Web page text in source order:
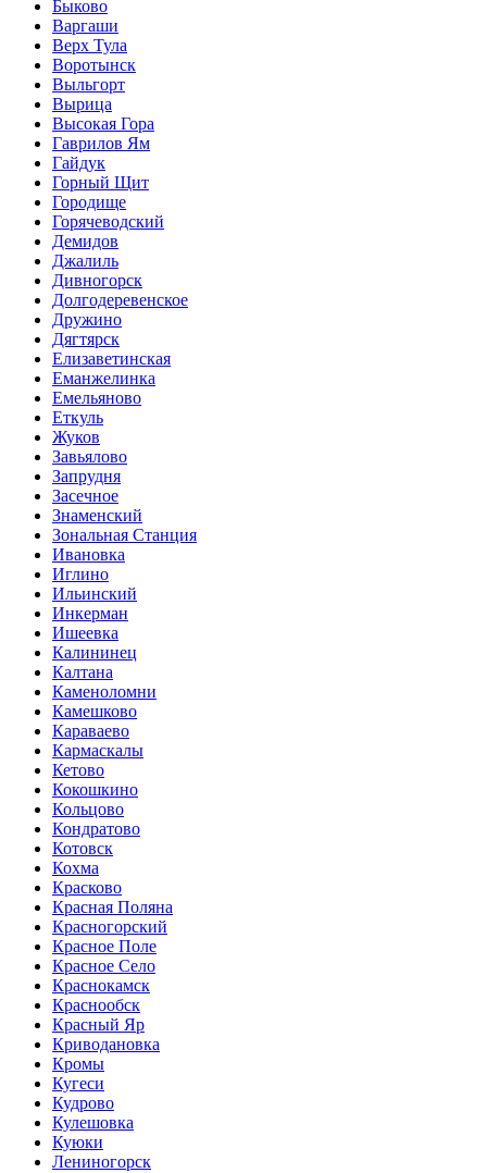
Быково
Варгаши
Верх Тула
Воротынск
Выльгорт
Вырица
Высокая Гора
Гаврилов Ям
Гайдук
Горный Щит
Городище
Горячеводский
Демидов
Джалиль
Дивногорск
Долгодеревенское
Дружино
Дягтярск
Елизаветинская
Еманжелинка
Емельяново
Еткуль
Жуков
Завьялово
Запрудня
Засечное
Знаменский
Зональная Станция
Ивановка
Иглино
Ильинский
Инкерман
Ишеевка
Калининец
Калтана
Каменоломни
Камешково
Караваево
Кармаскалы
Кетово
Кокошкино
Кольцово
Кондратово
Котовск
Кохма
Красково
Красная Поляна
Красногорский
Красное Поле
Красное Село
Краснокамск
Краснообск
Красный Яр
Криводановка
Кромы
Кугеси
Кудрово
Кулешовка
Куюки
Лениногорск